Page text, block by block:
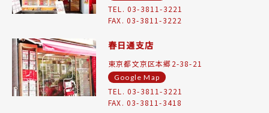
TEL. 03-3811-3221
FAX. 03-3811-3222
春日通支店
東京都文京区本郷2-38-21
Google Map
TEL. 03-3811-3221
FAX. 03-3811-3418